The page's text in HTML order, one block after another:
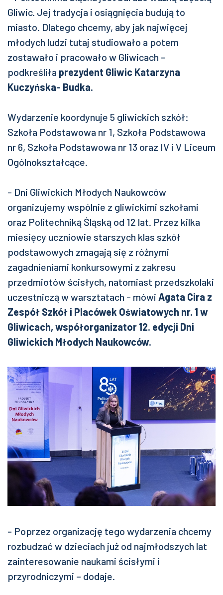
Gliwic. Jej tradycja i osiągnięcia budują to
miasto. Dlatego chcemy, aby jak najwięcej
młodych ludzi tutaj studiowało a potem
zostawało i pracowało w Gliwicach –
podkreśliła prezydent Gliwic Katarzyna
Kuczyńska- Budka.
Wydarzenie koordynuje 5 gliwickich szkół:
Szkoła Podstawowa nr 1, Szkoła Podstawowa
nr 6, Szkoła Podstawowa nr 13 oraz IV i V Liceum
Ogólnokształcące.
- Dni Gliwickich Młodych Naukowców
organizujemy wspólnie z gliwickimi szkołami
oraz Politechniką Śląską od 12 lat. Przez kilka
miesięcy uczniowie starszych klas szkół
podstawowych zmagają się z różnymi
zagadnieniami konkursowymi z zakresu
przedmiotów ścisłych, natomiast przedszkolaki
uczestniczą w warsztatach - mówi Agata Cira z
Zespół Szkół i Placówek Oświatowych nr. 1 w
Gliwicach, współorganizator 12. edycji Dni
Gliwickich Młodych Naukowców.
- Poprzez organizację tego wydarzenia chcemy
rozbudzać w dzieciach już od najmłodszych lat
zainteresowanie naukami ścisłymi i
przyrodniczymi – dodaje.